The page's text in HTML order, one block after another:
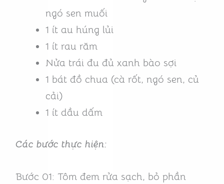
ngó sen muối
1 ít au húng lủi
1 ít rau răm
Nửa trái đu đủ xanh bào sợi
1 bát đồ chua (cà rốt, ngó sen, củ
cải)
1 ít dầu dấm
Các bước thực hiện:
Bước 01: Tôm đem rửa sạch, bỏ phần